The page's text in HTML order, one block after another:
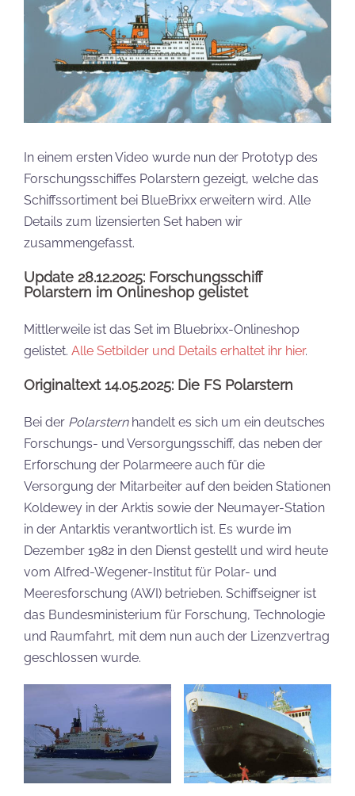
In einem ersten Video wurde nun der Prototyp des
Forschungsschiffes Polarstern gezeigt, welche das
Schiffssortiment bei BlueBrixx erweitern wird. Alle
Details zum lizensierten Set haben wir
zusammengefasst.
Update 28.12.2025: Forschungsschiff
Polarstern im Onlineshop gelistet
Mittlerweile ist das Set im Bluebrixx-Onlineshop
gelistet. Alle Setbilder und Details erhaltet ihr hier.
Originaltext 14.05.2025: Die FS Polarstern
Bei der Polarstern handelt es sich um ein deutsches
Forschungs- und Versorgungsschiff, das neben der
Erforschung der Polarmeere auch für die
Versorgung der Mitarbeiter auf den beiden Stationen
Koldewey in der Arktis sowie der Neumayer-Station
in der Antarktis verantwortlich ist. Es wurde im
Dezember 1982 in den Dienst gestellt und wird heute
vom Alfred-Wegener-Institut für Polar- und
Meeresforschung (AWI) betrieben. Schiffseigner ist
das Bundesministerium für Forschung, Technologie
und Raumfahrt, mit dem nun auch der Lizenzvertrag
geschlossen wurde.